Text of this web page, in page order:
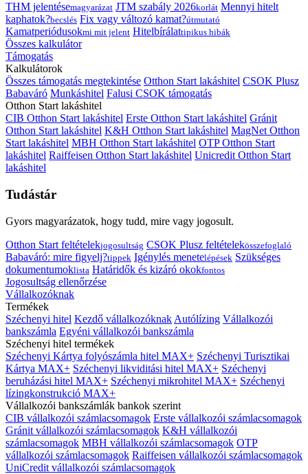
THM jelentésemagyarázat JTM szabály 2026korlát Mennyi hitelt
kaphatok?becslés Fix vagy változó kamat?útmutató
Kamatperiódusokmi mit jelent Hitelbírálattipikus hibák
Összes kalkulátor
Támogatás
Kalkulátorok
Összes támogatás megtekintése Otthon Start lakáshitel CSOK Plusz
Babaváró Munkáshitel Falusi CSOK támogatás
Otthon Start lakáshitel
CIB Otthon Start lakáshitel Erste Otthon Start lakáshitel Gránit
Otthon Start lakáshitel K&H Otthon Start lakáshitel MagNet Otthon
Start lakáshitel MBH Otthon Start lakáshitel OTP Otthon Start
lakáshitel Raiffeisen Otthon Start lakáshitel Unicredit Otthon Start
lakáshitel
Tudástár
Gyors magyarázatok, hogy tudd, mire vagy jogosult.
Otthon Start feltételekjogosultság CSOK Plusz feltételekösszefoglaló
Babaváró: mire figyelj?tippek Igénylés menetelépések Szükséges
dokumentumoklista Határidők és kizáró okokfontos
Jogosultság ellenőrzése
Vállalkozóknak
Termékek
Széchenyi hitel Kezdő vállalkozóknak Autólízing Vállalkozói
bankszámla Egyéni vállalkozói bankszámla
Széchenyi hitel termékek
Széchenyi Kártya folyószámla hitel MAX+ Széchenyi Turisztikai
Kártya MAX+ Széchenyi likviditási hitel MAX+ Széchenyi
beruházási hitel MAX+ Széchenyi mikrohitel MAX+ Széchenyi
lízingkonstrukció MAX+
Vállalkozói bankszámlák bankok szerint
CIB vállalkozói számlacsomagok Erste vállalkozói számlacsomagok
Gránit vállalkozói számlacsomagok K&H vállalkozói
számlacsomagok MBH vállalkozói számlacsomagok OTP
vállalkozói számlacsomagok Raiffeisen vállalkozói számlacsomagok
UniCredit vállalkozói számlacsomagok